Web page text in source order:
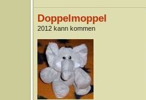
Doppelmoppel
2012 kann kommen